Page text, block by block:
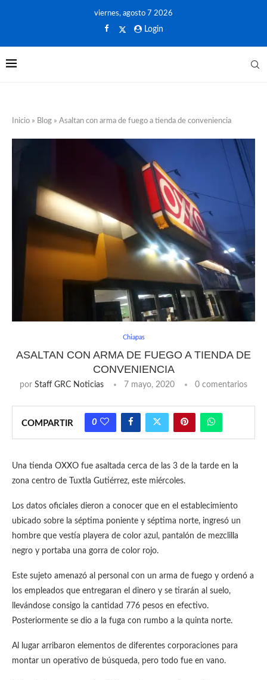
viernes, agosto 7 2026
Login
Inicio » Blog » Asaltan con arma de fuego a tienda de conveniencia
Chiapas
ASALTAN CON ARMA DE FUEGO A TIENDA DE
CONVENIENCIA
por Staff GRC Noticias 7 mayo, 2020 0 comentarios
COMPARTIR 0
Una tienda OXXO fue asaltada cerca de las 3 de la tarde en la
zona centro de Tuxtla Gutiérrez, este miércoles.
Los datos oficiales dieron a conocer que en el establecimiento
ubicado sobre la séptima poniente y séptima norte, ingresó un
hombre que vestía playera de color azul, pantalón de mezclilla
negro y portaba una gorra de color rojo.
Este sujeto amenazó al personal con un arma de fuego y ordenó a
los empleados que entregaran el dinero y se tirarán al suelo,
llevándose consigo la cantidad 776 pesos en efectivo.
Posteriormente se dio a la fuga con rumbo a la quinta norte.
Al lugar arribaron elementos de diferentes corporaciones para
montar un operativo de búsqueda, pero todo fue en vano.